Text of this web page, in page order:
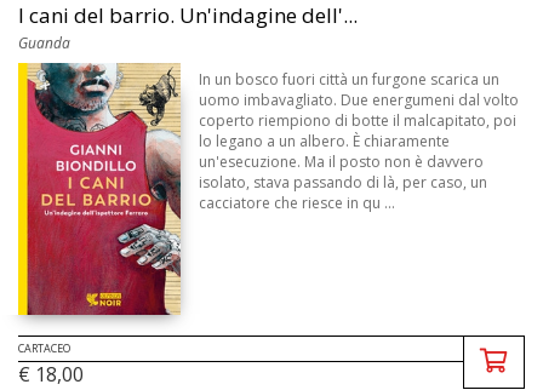
I cani del barrio. Un'indagine dell'...
Guanda
In un bosco fuori città un furgone scarica un
uomo imbavagliato. Due energumeni dal volto
coperto riempiono di botte il malcapitato, poi
lo legano a un albero. È chiaramente
un'esecuzione. Ma il posto non è davvero
isolato, stava passando di là, per caso, un
cacciatore che riesce in qu ...
CARTACEO
€ 18,00